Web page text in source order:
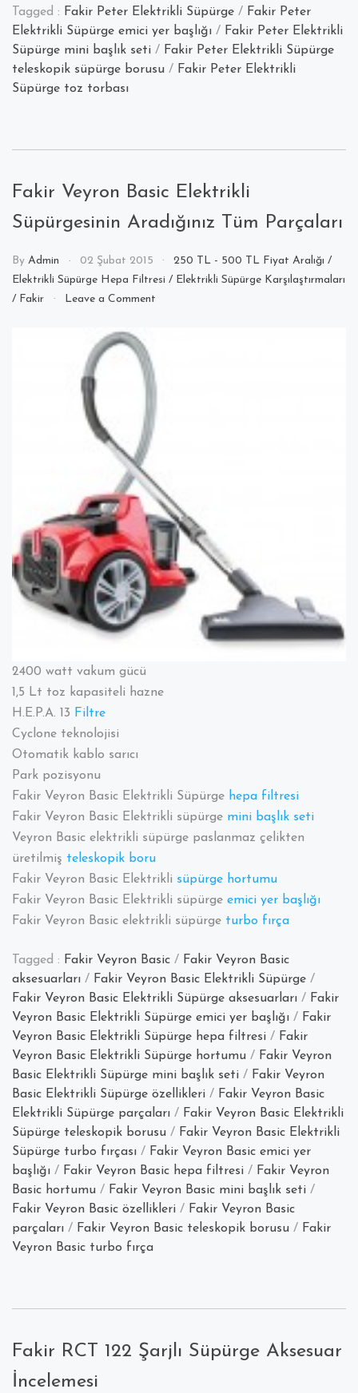
Elektrikli
Süpürge
Aksesuarları”
Tagged : Fakir Peter Elektrikli Süpürge / Fakir Peter
Elektrikli Süpürge emici yer başlığı / Fakir Peter Elektrikli
Süpürge mini başlık seti / Fakir Peter Elektrikli Süpürge
teleskopik süpürge borusu / Fakir Peter Elektrikli
Süpürge toz torbası
Fakir Veyron Basic Elektrikli
Süpürgesinin Aradığınız Tüm Parçaları
By Admin 02 Şubat 2015 250 TL - 500 TL Fiyat Aralığı /
Elektrikli Süpürge Hepa Filtresi / Elektrikli Süpürge Karşılaştırmaları
/ Fakir Leave a Commenton
Süpürgesinin
2400 watt vakum gücü
1,5 Lt toz kapasiteli hazne
H.E.P.A. 13 Filtre
Cyclone teknolojisi
Otomatik kablo sarıcı
Park pozisyonu
Fakir Veyron Basic Elektrikli Süpürge hepa filtresi
Fakir Veyron Basic Elektrikli süpürge mini başlık seti
Veyron Basic elektrikli süpürge paslanmaz çelikten
üretilmiş teleskopik boru
Fakir Veyron Basic Elektrikli süpürge hortumu
Fakir Veyron Basic Elektrikli süpürge emici yer başlığı
Fakir Veyron Basic elektrikli süpürge turbo fırça
Tagged : Fakir Veyron Basic / Fakir Veyron Basic
aksesuarları / Fakir Veyron Basic Elektrikli Süpürge /
Fakir Veyron Basic Elektrikli Süpürge aksesuarları / Fakir
Veyron Basic Elektrikli Süpürge emici yer başlığı / Fakir
Veyron Basic Elektrikli Süpürge hepa filtresi / Fakir
Veyron Basic Elektrikli Süpürge hortumu / Fakir Veyron
Basic Elektrikli Süpürge mini başlık seti / Fakir Veyron
Basic Elektrikli Süpürge özellikleri / Fakir Veyron Basic
Elektrikli Süpürge parçaları / Fakir Veyron Basic Elektrikli
Süpürge teleskopik borusu / Fakir Veyron Basic Elektrikli
Süpürge turbo fırçası / Fakir Veyron Basic emici yer
başlığı / Fakir Veyron Basic hepa filtresi / Fakir Veyron
Basic hortumu / Fakir Veyron Basic mini başlık seti /
Fakir Veyron Basic özellikleri / Fakir Veyron Basic
parçaları / Fakir Veyron Basic teleskopik borusu / Fakir
Veyron Basic turbo fırça
Fakir RCT 122 Şarjlı Süpürge Aksesuar
İncelemesi